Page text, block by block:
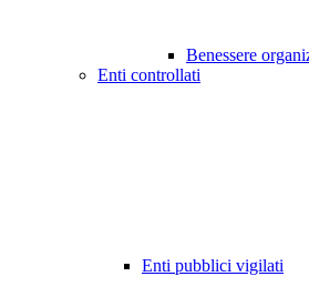
Benessere
Enti controllati
Enti pubblici vigilati